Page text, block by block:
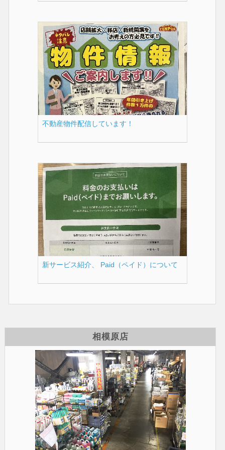
不動産物件配信しています！
新サービス紹介、 Paid（ペイド）について
相模原店